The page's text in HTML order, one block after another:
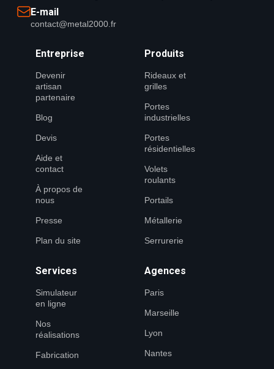
E-mail
contact@metal2000.fr
Entreprise
Devenir
artisan
partenaire
Blog
Devis
Aide et
contact
À propos de
nous
Presse
Plan du site
Produits
Rideaux et
grilles
Portes
industrielles
Portes
résidentielles
Volets
roulants
Portails
Métallerie
Serrurerie
Services
Simulateur
en ligne
Nos
réalisations
Fabrication
Agences
Paris
Marseille
Lyon
Nantes